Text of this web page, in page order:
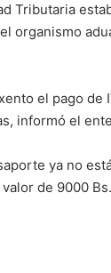
Tributaria
organismo
el pago de
informó el
ya no
de 9000